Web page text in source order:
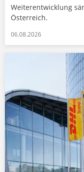
Weiterentwicklung
Österreich.
06.08.2026